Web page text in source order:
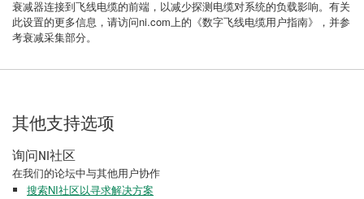
衰减器连接到飞线电缆的前端，以减少探测电缆对系统的负载影响。有关
此设置的更多信息，请访问ni.com上的《数字飞线电缆用户指南》，并参
考衰减采集部分。
其他支持选项
询问NI社区
在我们的论坛中与其他用户协作
搜索NI社区以寻求解决方案